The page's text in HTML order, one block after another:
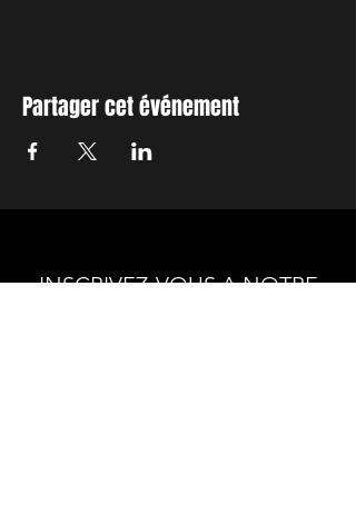
Partager cet événement
INSCRIVEZ-VOUS A NOTRE